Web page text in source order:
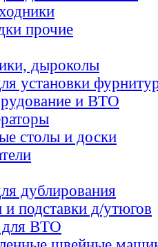
прочие
дыроколы
установки
и ВТО
столы и доски
дублирования
и подставки д/утюгов
для ВТО